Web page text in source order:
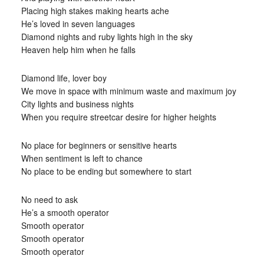
Placing high stakes making hearts ache
He’s loved in seven languages
Diamond nights and ruby lights high in the sky
Heaven help him when he falls
Diamond life, lover boy
We move in space with minimum waste and maximum joy
City lights and business nights
When you require streetcar desire for higher heights
No place for beginners or sensitive hearts
When sentiment is left to chance
No place to be ending but somewhere to start
No need to ask
He’s a smooth operator
Smooth operator
Smooth operator
Smooth operator